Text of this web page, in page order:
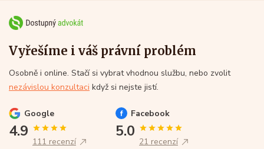
Vyřešíme i váš právní problém
Osobně i online. Stačí si vybrat vhodnou službu, nebo zvolit
nezávislou konzultaci když si nejste jistí.
Google
4.9
111 recenzí
Facebook
5.0
21 recenzí